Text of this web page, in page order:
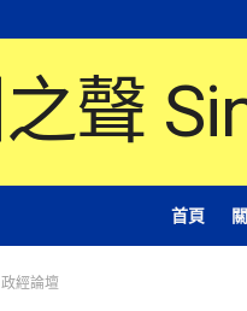
首頁
政經論壇